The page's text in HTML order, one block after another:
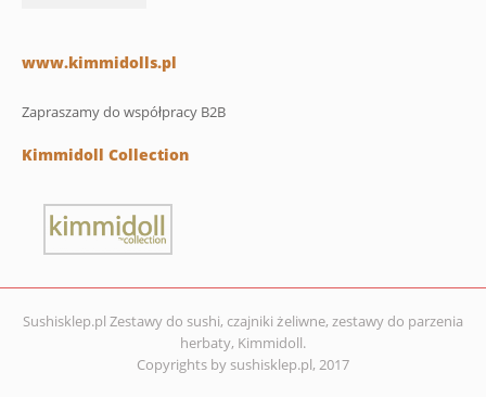
www.kimmidolls.pl
Zapraszamy do współpracy B2B
Kimmidoll Collection
Sushisklep.pl Zestawy do sushi, czajniki żeliwne, zestawy do parzenia
herbaty, Kimmidoll.
Copyrights by sushisklep.pl, 2017